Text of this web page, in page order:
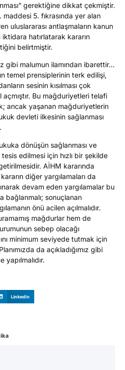
gerektiğine dikkat çekmiştir.
maddesi 5. fıkrasında yer alan
uluslararası antlaşmaların kanun
hatırlatarak kararın
belirtmiştir.
gibi malumun ilamından ibarettir…
temel prensiplerinin terk edilişi,
sesinin kısılması çok
Bu mağduriyetleri telafi
ancak yaşanan mağduriyetlerin
devleti ilkesinin sağlanması
dönüşün sağlanması ve
edilmesi için hızlı bir şekilde
AİHM kararında
diğer yargılamaları da
devam eden yargılamalar bu
bağlanmalı; sonuçlanan
önü acilen açılmalıdır.
mağdurlar hem de
sebep olacağı
minimum seviyede tutmak için
da açıkladığımız gibi
LinkedIn